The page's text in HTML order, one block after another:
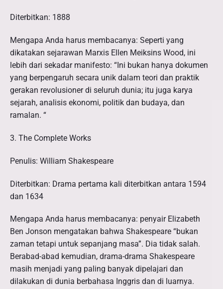
Diterbitkan: 1888
Mengapa Anda harus membacanya: Seperti yang
dikatakan sejarawan Marxis Ellen Meiksins Wood, ini
lebih dari sekadar manifesto: “Ini bukan hanya dokumen
yang berpengaruh secara unik dalam teori dan praktik
gerakan revolusioner di seluruh dunia; itu juga karya
sejarah, analisis ekonomi, politik dan budaya, dan
ramalan. “
3. The Complete Works
Penulis: William Shakespeare
Diterbitkan: Drama pertama kali diterbitkan antara 1594
dan 1634
Mengapa Anda harus membacanya: penyair Elizabeth
Ben Jonson mengatakan bahwa Shakespeare “bukan
zaman tetapi untuk sepanjang masa”. Dia tidak salah.
Berabad-abad kemudian, drama-drama Shakespeare
masih menjadi yang paling banyak dipelajari dan
dilakukan di dunia berbahasa Inggris dan di luarnya.